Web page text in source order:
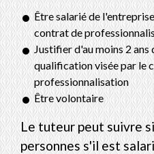
Être salarié de
contrat de
Justifier d'au moins 2 ans
qualification visée par le
professionnalisation
Être volontaire
Le tuteur peut suivre
personnes s'il est